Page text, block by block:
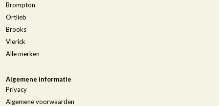
Brompton
Ortlieb
Brooks
Vlerick
Alle merken
Algemene informatie
Privacy
Algemene voorwaarden